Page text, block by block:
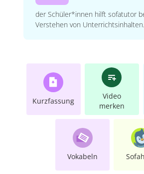
der Schüler*innen hilft sofatutor
Verstehen von Unterrichtsinhalten.
Kurzfassung
Video
merken
Vokabeln